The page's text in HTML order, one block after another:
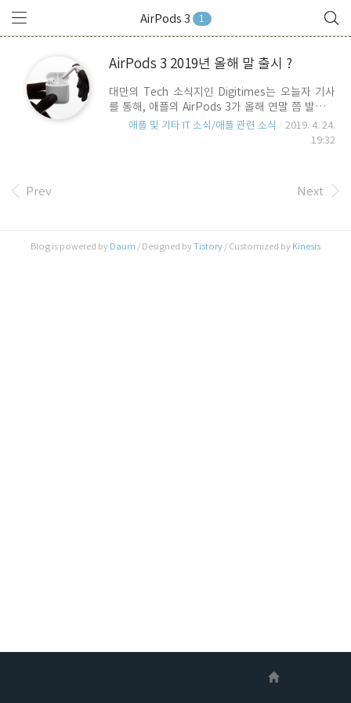
AirPods 3 1
AirPods 3 2019년 올해 말 출시 ?
대만의 Tech 소식지인 Digitimes는 오늘자 기사
를 통해, 애플의 AirPods 3가 올해 연말 쯤 발표될
것이라는 소식을 전하고 있습니다. 기사에 따르면,
AirPods 3에는 Noise Canceling 기능이 추가될
의 유닛 구조를 보면, Noise Canceling 기능과 관
련된 회로가 추가되기에는 남은 공간이 부족하기도
수하게 된다면 조립은 훨씬 더 어려워지고, 소모전
력을 줄이기 위한 S/W적인 기술도 추가가 되어야
애플 및 기타 IT 소식/애플 관련 소식
2019. 4. 24.
19:32
Prev Next
Blog is powered by Daum / Designed byTistory / Customized by Kinesis